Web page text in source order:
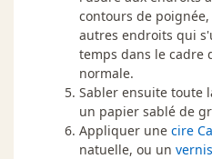
contours de
autres endroits qui
temps dans le cadre
normale.
Sabler ensuite toute
un papier sablé de
Appliquer une cire
natuelle, ou un